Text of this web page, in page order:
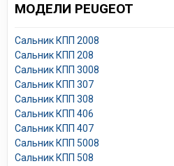
МОДЕЛИ PEUGEOT
Сальник КПП 2008
Сальник КПП 208
Сальник КПП 3008
Сальник КПП 307
Сальник КПП 308
Сальник КПП 406
Сальник КПП 407
Сальник КПП 5008
Сальник КПП 508